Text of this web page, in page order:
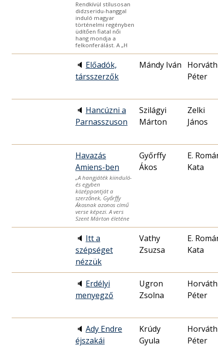
Rendkívül stílusosan
didzseridu-hanggal
induló magyar
történelmi regényben
üdítően fiatal női
hang mondja a
felkonferálást. A „H
🔈 Előadók,
társszerzők
Mándy Iván
Horváth
Péter
🔈 Hancúzni a
Parnasszuson
Szilágyi
Márton
Zelki
János
Havazás
Amiens-ben
„A hangjáték kiinduló-
és egyben
középpontját a
szerzőnek, Győrffy
Ákosnak azonos című
verse képezi. A vers
Szent Márton életéne
Győrffy
Ákos
E.
Kata
🔈 Itt a
szépséget
nézzük
Vathy
Zsuzsa
E.
Kata
🔈 Erdélyi
menyegző
Ugron
Zsolna
Horváth
Péter
🔈 Ady Endre
éjszakái
Krúdy
Gyula
Horváth
Péter